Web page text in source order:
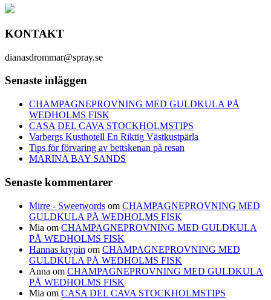
KONTAKT
dianasdrommar@spray.se
Senaste inläggen
CHAMPAGNEPROVNING MED GULDKULA PÅ
WEDHOLMS FISK
CASA DEL CAVA STOCKHOLMSTIPS
Varbergs Kusthotell En Riktig Västkustpärla
Tips för förvaring av bettskenan på resan
MARINA BAY SANDS
Senaste kommentarer
Mirre - Sweetwords om CHAMPAGNEPROVNING MED
GULDKULA PÅ WEDHOLMS FISK
Mia om CHAMPAGNEPROVNING MED GULDKULA
PÅ WEDHOLMS FISK
Hannas krypin om CHAMPAGNEPROVNING MED
GULDKULA PÅ WEDHOLMS FISK
Anna om CHAMPAGNEPROVNING MED GULDKULA
PÅ WEDHOLMS FISK
Mia om CASA DEL CAVA STOCKHOLMSTIPS